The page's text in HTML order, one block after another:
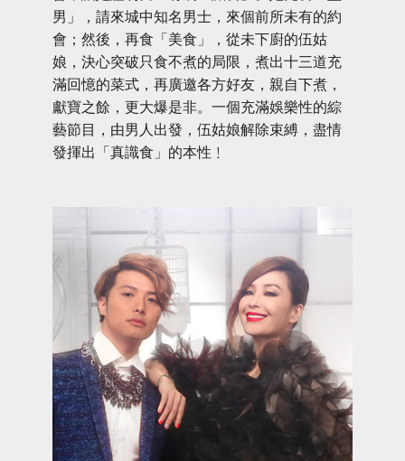
男」，請來城中知名男士，來個前所未有的約
會；然後，再食「美食」，從未下廚的伍姑
娘，決心突破只食不煮的局限，煮出十三道充
滿回憶的菜式，再廣邀各方好友，親自下煮，
獻寶之餘，更大爆是非。一個充滿娛樂性的綜
藝節目，由男人出發，伍姑娘解除束縛，盡情
發揮出「真識食」的本性﹗